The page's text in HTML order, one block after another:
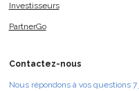
Investisseurs
PartnerGo
Contactez-nous
Nous répondons à vos questions